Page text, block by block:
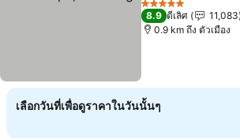
5 ดาว
8.9 ดีเลิศ
11,083
0.9 km ถึง ตัวเมือง
เลือกวันที่เพื่อดูราคาในวันนั้นๆ